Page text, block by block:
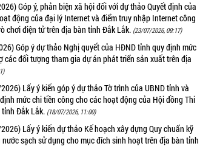
Góp ý, phản biện xã hội đối với dự thảo Quyết định của
động của đại lý Internet và điểm truy nhập Internet công
chơi điện tử trên địa bàn tỉnh Đắk Lắk. (23/07/2026, 09:17)
Góp ý dự thảo Nghị quyết của HĐND tỉnh quy định mức
các đối tượng tham gia dự án phát triển sản xuất trên địa
Lấy ý kiến góp ý dự thảo Tờ trình của UBND tỉnh và
mức chi tiền công cho các hoạt động của Hội đồng Thi
Đắk Lắk. (18/07/2026, 11:00)
Lấy ý kiến dự thảo Kế hoạch xây dựng Quy chuẩn kỹ
sạch sử dụng cho mục đích sinh hoạt trên địa bàn tỉnh